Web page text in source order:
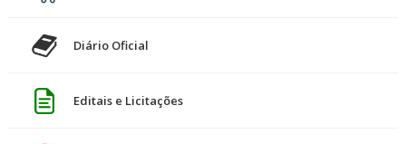
Diário Oficial
Editais e Licitações